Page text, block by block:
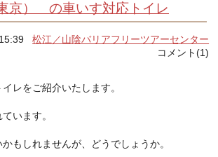
京） の車いす対応トイレ
15:39松江／山陰バリアフリーツアーセンター
コメント(1)
レをご紹介いたします。
います。
もしれませんが、どうでしょうか。